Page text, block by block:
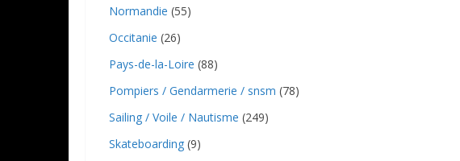
Normandie (55)
Occitanie (26)
Pays-de-la-Loire (88)
Pompiers / Gendarmerie / snsm (78)
Sailing / Voile / Nautisme (249)
Skateboarding (9)